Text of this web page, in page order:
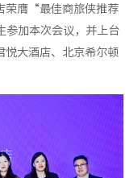
荣膺“最佳商旅侠推荐
加本次会议，并上台
悦大酒店、北京希尔顿